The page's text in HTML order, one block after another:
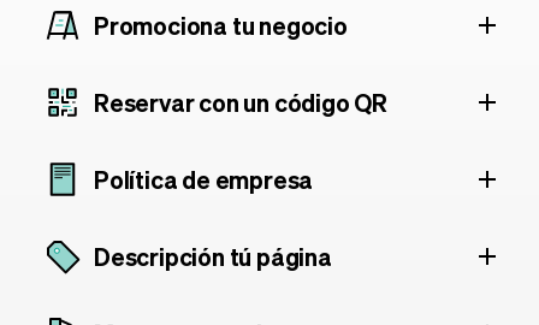
Promociona tu negocio
Reservar con un código QR
Política de empresa
Descripción tú página